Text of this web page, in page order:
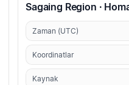
Sagaing Region ·
Zaman (UTC)
Koordinatlar
Kaynak